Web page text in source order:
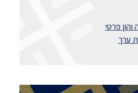
פרטי
ערך